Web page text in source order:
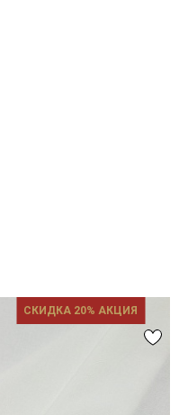
СКИДКА 20% АКЦИЯ